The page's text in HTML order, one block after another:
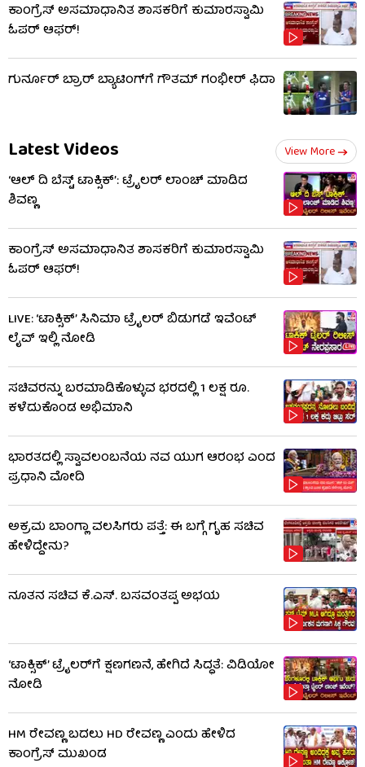
ಕಾಂಗ್ರೆಸ್ ಅಸಮಾಧಾನಿತ ಶಾಸಕರಿಗೆ ಕುಮಾರಸ್ವಾಮಿ
ಓಪರ್ ಆಫರ್!
ಗುರ್ನೂರ್ ಬ್ರಾರ್ ಬ್ಯಾಟಿಂಗ್​ಗೆ ಗೌತಮ್ ಗಂಭೀರ್ ಫಿದಾ
Latest Videos View More
‘ಆಲ್​ ದಿ ಬೆಸ್ಟ್​ ಟಾಕ್ಸಿಕ್’: ಟ್ರೈಲರ್​ ಲಾಂಚ್ ಮಾಡಿದ
ಶಿವಣ್ಣ
ಕಾಂಗ್ರೆಸ್ ಅಸಮಾಧಾನಿತ ಶಾಸಕರಿಗೆ ಕುಮಾರಸ್ವಾಮಿ
ಓಪರ್ ಆಫರ್!
LIVE: ‘ಟಾಕ್ಸಿಕ್’ ಸಿನಿಮಾ ಟ್ರೈಲರ್ ಬಿಡುಗಡೆ ಇವೆಂಟ್
ಲೈವ್ ಇಲ್ಲಿ ನೋಡಿ
ಸಚಿವರನ್ನು ಬರಮಾಡಿಕೊಳ್ಳುವ ಭರದಲ್ಲಿ 1 ಲಕ್ಷ ರೂ.
ಕಳೆದುಕೊಂಡ ಅಭಿಮಾನಿ
ಭಾರತದಲ್ಲಿ ಸ್ವಾವಲಂಬನೆಯ ನವ ಯುಗ ಆರಂಭ ಎಂದ
ಪ್ರಧಾನಿ ಮೋದಿ
ಅಕ್ರಮ ಬಾಂಗ್ಲಾ ವಲಸಿಗರು ಪತ್ತೆ: ಈ ಬಗ್ಗೆ ಗೃಹ ಸಚಿವ
ಹೇಳಿದ್ದೇನು?
ನೂತನ ಸಚಿವ ಕೆ.ಎಸ್. ಬಸವಂತಪ್ಪ ಅಭಯ
‘ಟಾಕ್ಸಿಕ್’ ಟ್ರೈಲರ್​​ಗೆ ಕ್ಷಣಗಣನೆ, ಹೇಗಿದೆ ಸಿದ್ಧತೆ: ವಿಡಿಯೋ
ನೋಡಿ
HM ರೇವಣ್ಣ ಬದಲು HD ರೇವಣ್ಣ ಎಂದು ಹೇಳಿದ
ಕಾಂಗ್ರೆಸ್ ಮುಖಂಡ